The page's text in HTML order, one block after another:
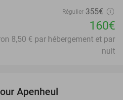
Régulier 355€
160€
8,50 € par hébergement et par
nuit
Apenheul